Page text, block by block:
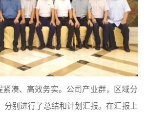
凑、高效务实。公司产业群，区域分
分别进行了总结和计划汇报。在汇报上